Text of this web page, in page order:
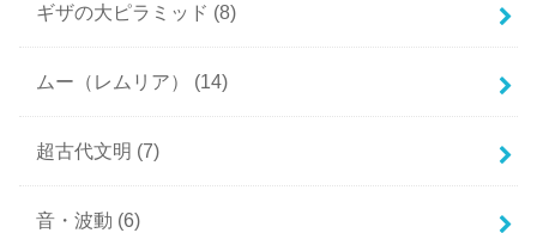
ギザの大ピラミッド (8)
ムー（レムリア） (14)
超古代文明 (7)
音・波動 (6)